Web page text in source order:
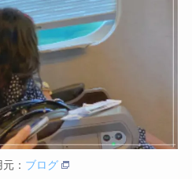
： ブログ